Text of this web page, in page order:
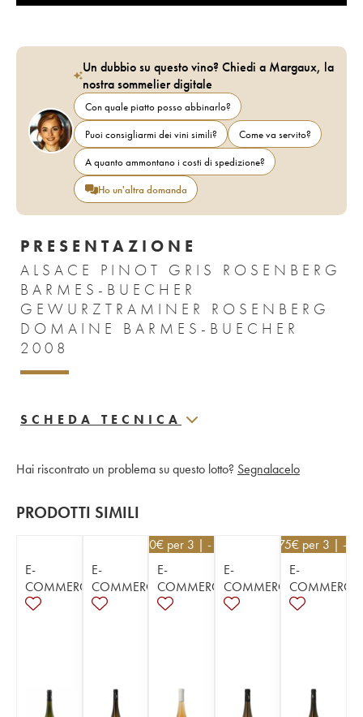
Un dubbio su questo vino? Chiedi a Margaux, la
nostra sommelier digitale
Con quale piatto posso abbinarlo?
Puoi consigliarmi dei vini simili?
Come va servito?
A quanto ammontano i costi di spedizione?
Ho un'altra domanda
PRESENTAZIONE
ALSACE PINOT GRIS ROSENBERG
BARMES-BUECHER
GEWURZTRAMINER ROSENBERG
DOMAINE BARMES-BUECHER
2008
SCHEDA TECNICA
Hai riscontrato un problema su questo lotto? Segnalacelo
PRODOTTI SIMILI
E-
COMMERCE
E-
COMMERCE
22,50€ per 3 | - 10%
E-
COMMERCE
E-
COMMERCE
23,75€ per 3 | -
E-
COMMERCE